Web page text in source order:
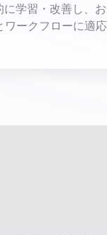
学習・改善し、お
ークフローに適応